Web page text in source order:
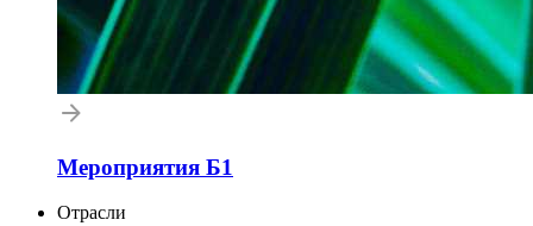
Мероприятия Б1
Отрасли